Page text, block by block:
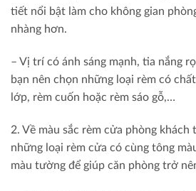
tiết nổi bật làm cho không gian
nhàng hơn.
– Vị trí có ánh sáng mạnh, tia nắng
bạn nên chọn những loại rèm có
lớp, rèm cuốn hoặc rèm sáo gỗ,…
2. Về màu sắc rèm cửa phòng khách
những loại rèm cửa có cùng tông
màu tường để giúp căn phòng trở